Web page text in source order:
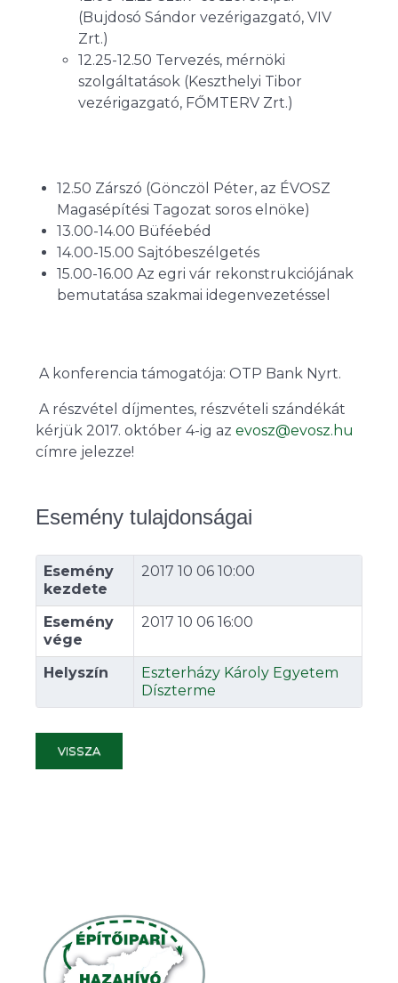
(Bujdosó Sándor vezérigazgató, VIV
Zrt.)
12.25-12.50 Tervezés, mérnöki
szolgáltatások (Keszthelyi Tibor
vezérigazgató, FŐMTERV Zrt.)
12.50 Zárszó (Gönczöl Péter, az ÉVOSZ
Magasépítési Tagozat soros elnöke)
13.00-14.00 Büféebéd
14.00-15.00 Sajtóbeszélgetés
15.00-16.00 Az egri vár rekonstrukciójának
bemutatása szakmai idegenvezetéssel
A konferencia támogatója: OTP Bank Nyrt.
A részvétel díjmentes, részvételi szándékát
kérjük 2017. október 4-ig az evosz@evosz.hu
címre jelezze!
Esemény tulajdonságai
Esemény
kezdete
2017 10 06 10:00
Esemény
vége
2017 10 06 16:00
Helyszín
Eszterházy Károly Egyetem
Díszterme
VISSZA